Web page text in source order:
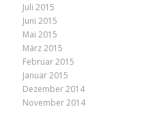
Juli 2015
Juni 2015
Mai 2015
März 2015
Februar 2015
Januar 2015
Dezember 2014
November 2014